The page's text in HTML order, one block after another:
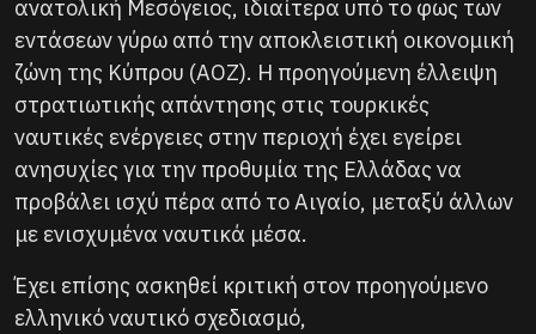
ανατολική Μεσόγειος, ιδιαίτερα υπό το φως των
εντάσεων γύρω από την αποκλειστική οικονομική
ζώνη της Κύπρου (ΑΟΖ). Η προηγούμενη έλλειψη
στρατιωτικής απάντησης στις τουρκικές
ναυτικές ενέργειες στην περιοχή έχει εγείρει
ανησυχίες για την προθυμία της Ελλάδας να
προβάλει ισχύ πέρα ​​από το Αιγαίο, μεταξύ άλλων
με ενισχυμένα ναυτικά μέσα.
Έχει επίσης ασκηθεί κριτική στον προηγούμενο
ελληνικό ναυτικό σχεδιασμό,